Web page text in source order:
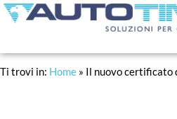
Ti trovi in: Home » Il nuovo certificato